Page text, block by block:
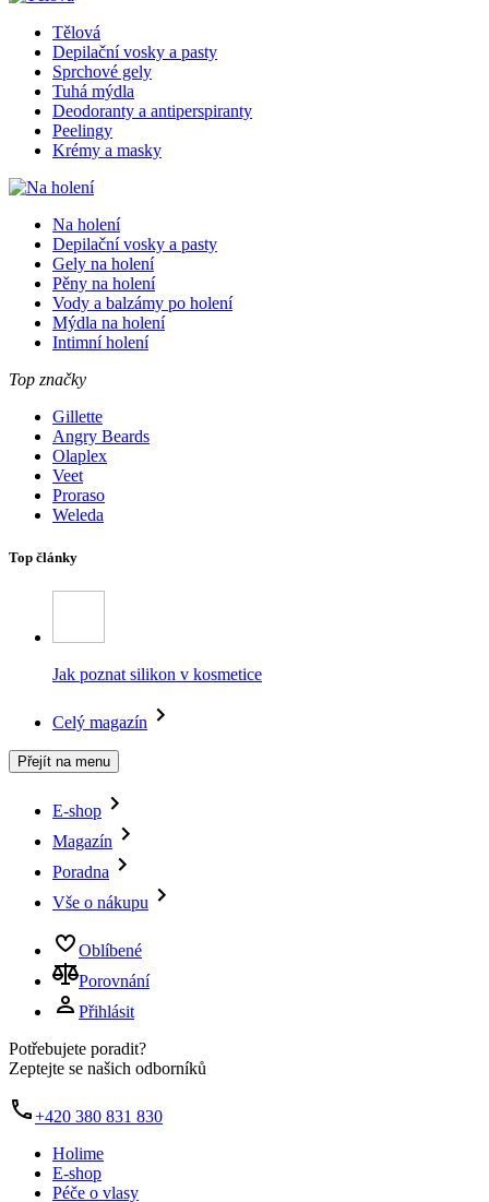
Tělová
Depilační vosky a pasty
Sprchové gely
Tuhá mýdla
Deodoranty a antiperspiranty
Peelingy
Krémy a masky
Na holení
Depilační vosky a pasty
Gely na holení
Pěny na holení
Vody a balzámy po holení
Mýdla na holení
Intimní holení
Top značky
Gillette
Angry Beards
Olaplex
Veet
Proraso
Weleda
Top články
Jak poznat silikon v kosmetice
Celý magazín
Přejít na menu
E-shop
Magazín
Poradna
Vše o nákupu
Oblíbené
Porovnání
Přihlásit
Potřebujete poradit?
Zeptejte se našich odborníků
+420 380 831 830
Holime
E-shop
Péče o vlasy